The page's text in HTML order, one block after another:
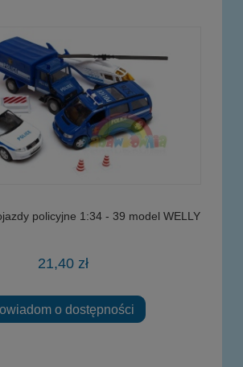
policyjne 1:34 - 39 model WELLY
21,40 zł
o dostępności